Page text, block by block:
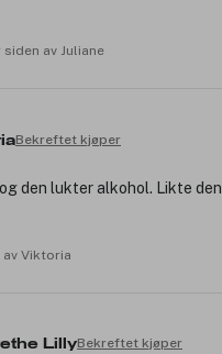
av Juliane
Bekreftet kjøper
den lukter alkohol. Likte den
Viktoria
LillyBekreftet kjøper